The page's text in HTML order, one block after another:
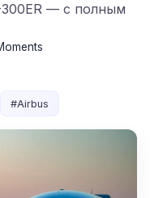
— с полным
#Airbus